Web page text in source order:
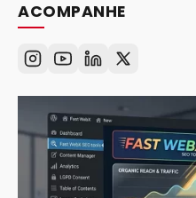
ACOMPANHE